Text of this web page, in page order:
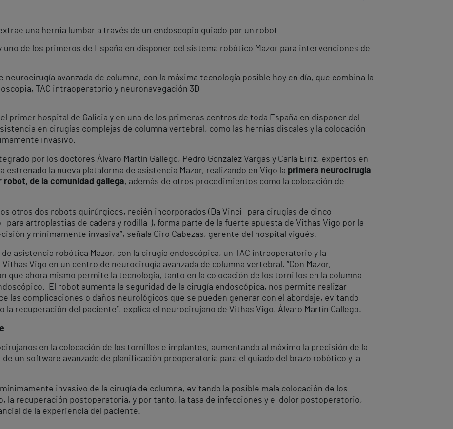
una hernia lumbar a través de un endoscopio guiado por un robot
uno de los primeros de España en disponer del sistema robótico Mazor para intervenciones de
avanzada de columna, con la máxima tecnología posible hoy en día, que combina la
TAC intraoperatorio y neuronavegación 3D
primer hospital de Galicia y en uno de los primeros centros de toda España en disponer del
en cirugías complejas de columna vertebral, como las hernias discales y la colocación
invasivo.
por los doctores Álvaro Martín Gallego, Pedro González Vargas y Carla Eiriz, expertos en
estrenado la nueva plataforma de asistencia Mazor, realizando en Vigo la primera neurocirugía
robot, de la comunidad gallega, además de otros procedimientos como la colocación de
otros dos robots quirúrgicos, recién incorporados (Da Vinci -para cirugías de cinco
para artroplastias de cadera y rodilla-), forma parte de la fuerte apuesta de Vithas Vigo por la
y mínimamente invasiva”, señala Ciro Cabezas, gerente del hospital vigués.
asistencia robótica Mazor, con la cirugía endoscópica, un TAC intraoperatorio y la
Vigo en un centro de neurocirugía avanzada de columna vertebral. “Con Mazor,
que ahora mismo permite la tecnología, tanto en la colocación de los tornillos en la columna
El robot aumenta la seguridad de la cirugía endoscópica, nos permite realizar
las complicaciones o daños neurológicos que se pueden generar con el abordaje, evitando
la recuperación del paciente”, explica el neurocirujano de Vithas Vigo, Álvaro Martín Gallego.
en la colocación de los tornillos e implantes, aumentando al máximo la precisión de la
un software avanzado de planificación preoperatoria para el guiado del brazo robótico y la
invasivo de la cirugía de columna, evitando la posible mala colocación de los
la recuperación postoperatoria, y por tanto, la tasa de infecciones y el dolor postoperatorio,
de la experiencia del paciente.